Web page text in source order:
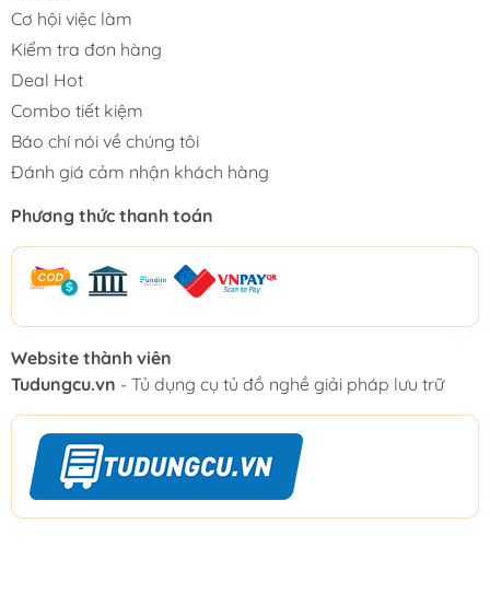
Cơ hội việc làm
Kiểm tra đơn hàng
Deal Hot
Combo tiết kiệm
Báo chí nói về chúng tôi
Đánh giá cảm nhận khách hàng
Phương thức thanh toán
Website thành viên
Tudungcu.vn - Tủ dụng cụ tủ đồ nghề giải pháp lưu trữ